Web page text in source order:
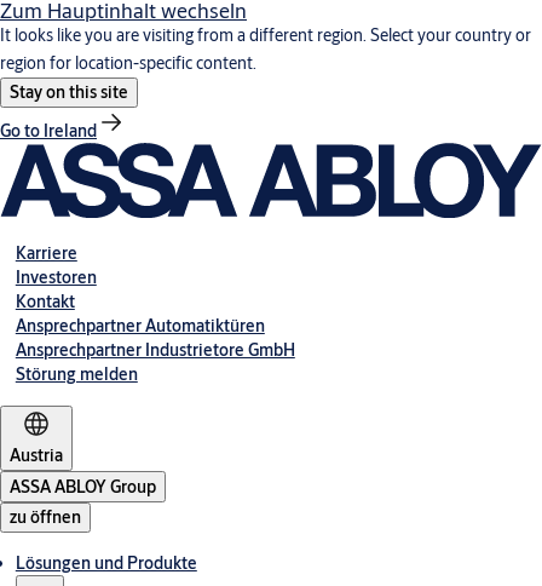
Zum Hauptinhalt wechseln
It looks like you are visiting from a different region. Select your country or
region for location-specific content.
Stay on this site
Go to Ireland
Karriere
Investoren
Kontakt
Ansprechpartner Automatiktüren
Ansprechpartner Industrietore GmbH
Störung melden
Austria
ASSA ABLOY Group
zu öffnen
Lösungen und Produkte